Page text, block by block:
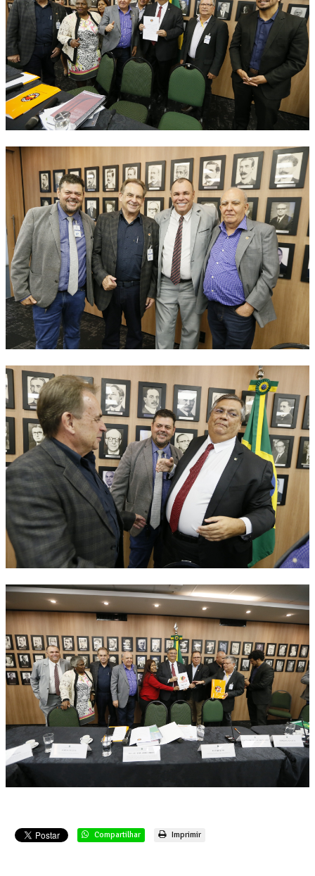
Compartilhar Imprimir